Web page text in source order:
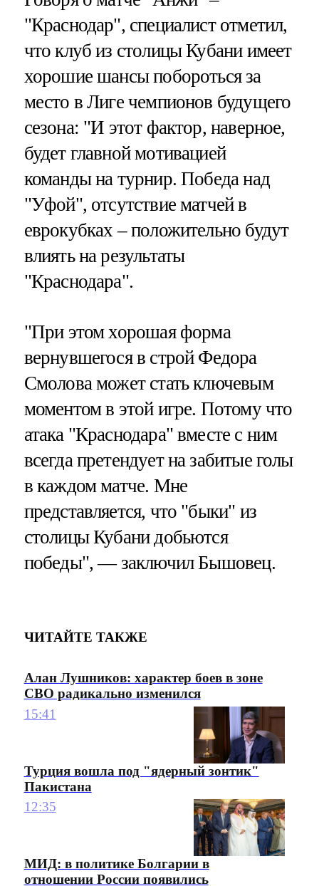
"Краснодар", специалист отметил,
что клуб из столицы Кубани имеет
хорошие шансы побороться за
место в Лиге чемпионов будущего
сезона: "И этот фактор, наверное,
будет главной мотивацией
команды на турнир. Победа над
"Уфой", отсутствие матчей в
еврокубках – положительно будут
влиять на результаты
"Краснодара".
"При этом хорошая форма
вернувшегося в строй Федора
Смолова может стать ключевым
моментом в этой игре. Потому что
атака "Краснодара" вместе с ним
всегда претендует на забитые голы
в каждом матче. Мне
представляется, что "быки" из
столицы Кубани добьются
победы", — заключил Бышовец.
ЧИТАЙТЕ ТАКЖЕ
Алан Лушников: характер боев в зоне
СВО радикально изменился
15:41
Турция вошла под "ядерный зонтик"
Пакистана
12:35
МИД: в политике Болгарии в
отношении России появились